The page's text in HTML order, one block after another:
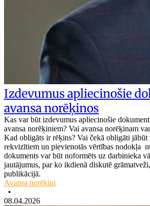
Izdevumus apliecinošie
avansa norēķinos
Kas var būt izdevumus apliecinošie
avansa norēķiniem? Vai avansa norēķinam
Kad obligāts ir rēķins? Vai čekā obligāti jābūt
rekvizītiem un pievienotās vērtības nodokļa
dokuments var būt noformēts uz darbinieka
jautājumus, par ko ikdienā diskutē
publikācijā.
Avansa norēķini
•
08.04.2026